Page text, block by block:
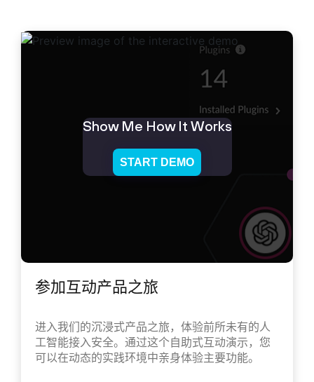
Show Me How It Works
START DEMO
参加互动产品之旅
进入我们的沉浸式产品之旅，体验前所未有的人
工智能接入安全。通过这个自助式互动演示，您
可以在动态的实践环境中亲身体验主要功能。